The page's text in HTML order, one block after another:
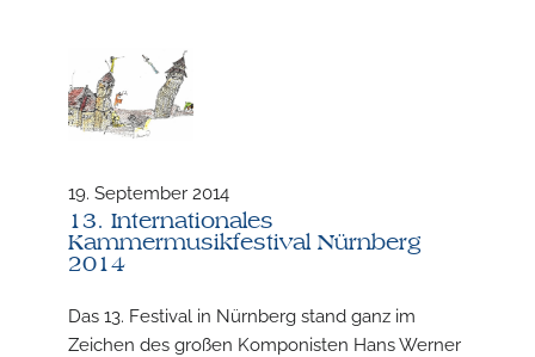
19. September 2014
13. Internationales
Kammermusikfestival Nürnberg
2014
Das 13. Festival in Nürnberg stand ganz im
Zeichen des großen Komponisten Hans Werner